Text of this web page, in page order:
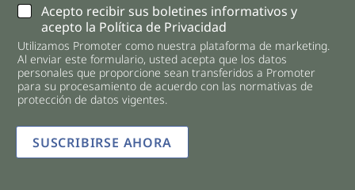
C
e
c
k
b
o
e
*
Acepto recibir sus boletines informativos y
acepto la Política de Privacidad
Utilizamos Promoter como nuestra plataforma de marketing.
Al enviar este formulario, usted acepta que los datos
personales que proporcione sean transferidos a Promoter
para su procesamiento de acuerdo con las normativas de
protección de datos vigentes.
SUSCRIBIRSE AHORA